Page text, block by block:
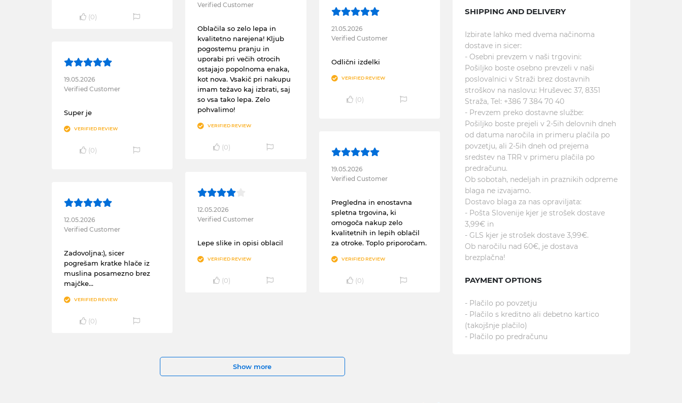
(0)
Verified Customer
Oblačila so zelo lepa in
kvalitetno narejena! Kljub
pogostemu pranju in
uporabi pri večih otrocih
ostajajo popolnoma enaka,
kot nova. Vsakič pri nakupu
imam težavo kaj izbrati, saj
so vsa tako lepa. Zelo
pohvalimo!
VERIFIED REVIEW
(0)
21.05.2026
Verified Customer
Odlični izdelki
VERIFIED REVIEW
(0)
19.05.2026
Verified Customer
Super je
VERIFIED REVIEW
(0)
19.05.2026
Verified Customer
Pregledna in enostavna
spletna trgovina, ki
omogoča nakup zelo
kvalitetnih in lepih oblačil
za otroke. Toplo priporočam.
VERIFIED REVIEW
(0)
12.05.2026
Verified Customer
Lepe slike in opisi oblacil
VERIFIED REVIEW
(0)
12.05.2026
Verified Customer
Zadovoljna:), sicer
pogrešam kratke hlače iz
muslina posamezno brez
majčke...
VERIFIED REVIEW
(0)
Show more
SHIPPING AND DELIVERY
Izbirate lahko med dvema načinoma
dostave in sicer:
- Osebni prevzem v naši trgovini:
Pošiljko boste osebno prevzeli v naši
poslovalnici v Straži brez dostavnih
stroškov na naslovu: Hruševec 37, 8351
Straža, Tel: +386 7 384 70 40
- Prevzem preko dostavne službe:
Pošiljko boste prejeli v 2-5ih delovnih dneh
od datuma naročila in primeru plačila po
povzetju, ali 2-5ih dneh od prejema
sredstev na TRR v primeru plačila po
predračunu.
Ob sobotah, nedeljah in praznikih odpreme
blaga ne izvajamo.
Dostavo blaga za nas opraviljata:
- Pošta Slovenije kjer je strošek dostave
3,99€ in
- GLS kjer je strošek dostave 3,99€.
Ob naročilu nad 60€, je dostava
brezplačna!
PAYMENT OPTIONS
- Plačilo po povzetju
- Plačilo s kreditno ali debetno kartico
(takojšnje plačilo)
- Plačilo po predračunu